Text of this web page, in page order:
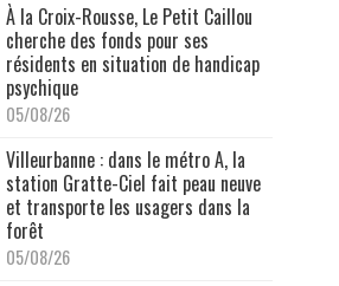
À la Croix-Rousse, Le Petit Caillou
cherche des fonds pour ses
résidents en situation de handicap
psychique
05/08/26
Villeurbanne : dans le métro A, la
station Gratte-Ciel fait peau neuve
et transporte les usagers dans la
forêt
05/08/26